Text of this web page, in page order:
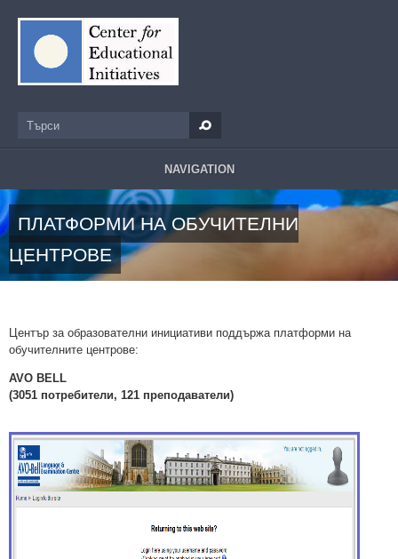
Търси
NAVIGATION
ПЛАТФОРМИ НА ОБУЧИТЕЛНИ
ЦЕНТРОВЕ
Център за образователни инициативи поддържа платформи на
обучителните центрове:
AVO BELL
(3051 потребители, 121 преподаватели)